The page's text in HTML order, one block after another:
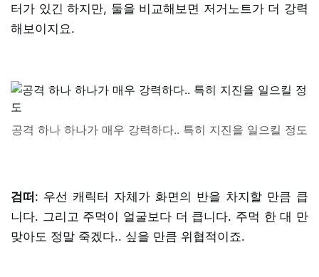
터가 있긴 하지만, 둘을 비교해보면 저거노트가 더 강력
해보이지요.
공격 하나 하나가 매우 강력하다.. 특히 지진을 일으킬 정도
검떠: 우선 캐릭터 자체가 화면의 반을 차지할 만큼 큽
니다. 그리고 주먹이 얼굴보다 더 큽니다. 주먹 한 대 만
맞아도 정말 죽겠다.. 싶을 만큼 위협적이죠.